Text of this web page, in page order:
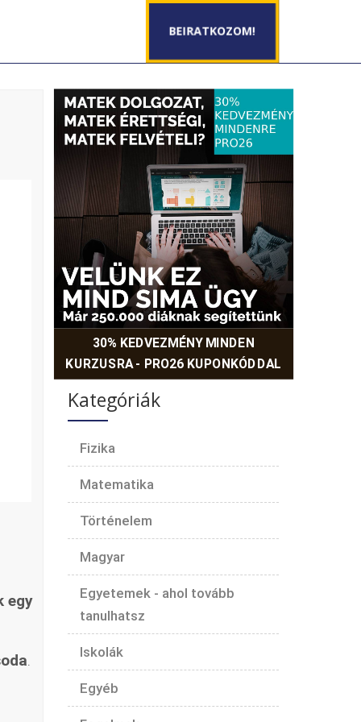
BEIRATKOZOM!
egy
.
30% KEDVEZMÉNY MINDEN
KURZUSRA - PRO26 KUPONKÓDDAL
Kategóriák
Fizika
Matematika
Történelem
Magyar
Egyetemek - ahol tovább
tanulhatsz
Iskolák
Egyéb